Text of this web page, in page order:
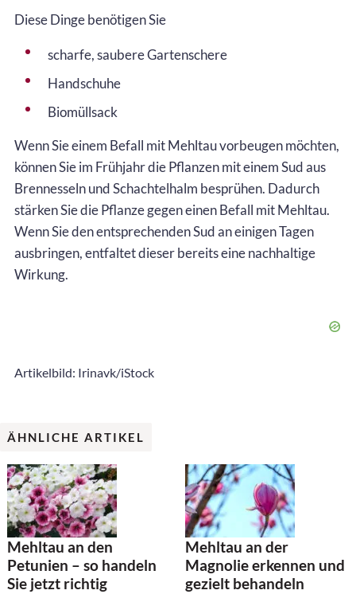
Diese Dinge benötigen Sie
scharfe, saubere Gartenschere
Handschuhe
Biomüllsack
Wenn Sie einem Befall mit Mehltau vorbeugen möchten,
können Sie im Frühjahr die Pflanzen mit einem Sud aus
Brennesseln und Schachtelhalm besprühen. Dadurch
stärken Sie die Pflanze gegen einen Befall mit Mehltau.
Wenn Sie den entsprechenden Sud an einigen Tagen
ausbringen, entfaltet dieser bereits eine nachhaltige
Wirkung.
Artikelbild: Irinavk/iStock
ÄHNLICHE ARTIKEL
Mehltau an den
Petunien – so handeln
Sie jetzt richtig
Mehltau an der
Magnolie erkennen und
gezielt behandeln